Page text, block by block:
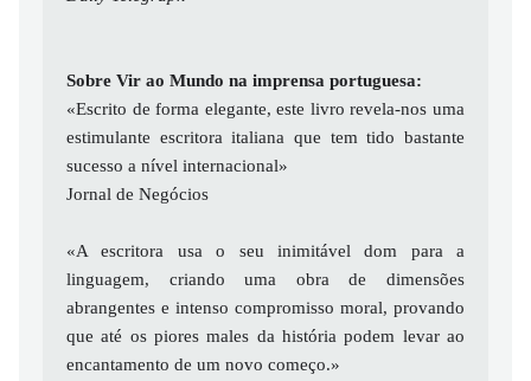
Sobre Vir ao Mundo na imprensa portuguesa:
«Escrito de forma elegante, este livro revela-nos uma
estimulante escritora italiana que tem tido bastante
sucesso a nível internacional»
Jornal de Negócios
«A escritora usa o seu inimitável dom para a
linguagem, criando uma obra de dimensões
abrangentes e intenso compromisso moral, provando
que até os piores males da história podem levar ao
encantamento de um novo começo.»